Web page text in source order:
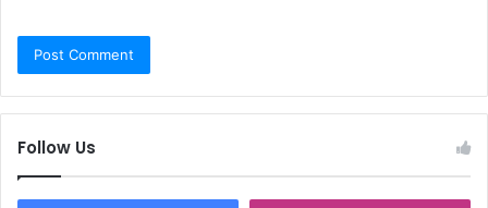
Follow Us